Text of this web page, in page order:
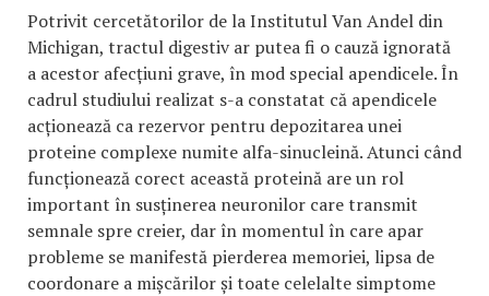
Potrivit cercetătorilor de la Institutul Van Andel din
Michigan, tractul digestiv ar putea fi o cauză ignorată
a acestor afecțiuni grave, în mod special apendicele. În
cadrul studiului realizat s-a constatat că apendicele
acționează ca rezervor pentru depozitarea unei
proteine complexe numite alfa-sinucleină. Atunci când
funcționează corect această proteină are un rol
important în susținerea neuronilor care transmit
semnale spre creier, dar în momentul în care apar
probleme se manifestă pierderea memoriei, lipsa de
coordonare a mișcărilor și toate celelalte simptome